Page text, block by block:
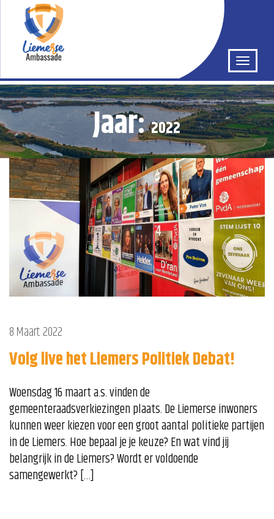
Jaar:2022
8 Maart 2022
Volg live het Liemers Politiek Debat!
Woensdag 16 maart a.s. vinden de
gemeenteraadsverkiezingen plaats. De Liemerse inwoners
kunnen weer kiezen voor een groot aantal politieke partijen
in de Liemers. Hoe bepaal je je keuze? En wat vind jij
belangrijk in de Liemers? Wordt er voldoende
samengewerkt? […]